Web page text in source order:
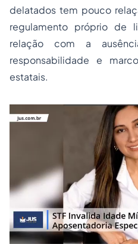
delatados tem pouco
regulamento próprio de
relação com a
responsabilidade e
estatais.